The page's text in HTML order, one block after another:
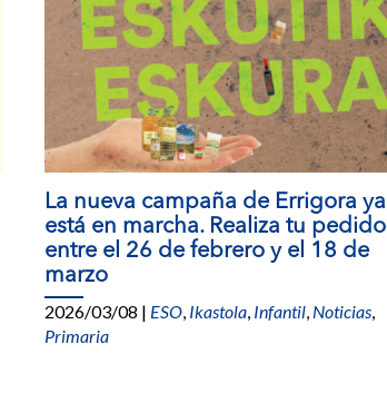
La nueva campaña de Errigora ya
está en marcha. Realiza tu pedido
entre el 26 de febrero y el 18 de
marzo
2026/03/08 | ESO, Ikastola, Infantil, Noticias,
Primaria